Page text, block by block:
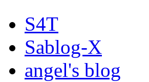
S4T
Sablog-X
angel's blog